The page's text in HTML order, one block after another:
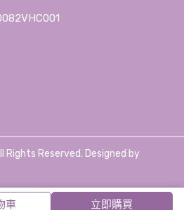
加入購物車
車 立即購買
Rights Reserved. Designed by